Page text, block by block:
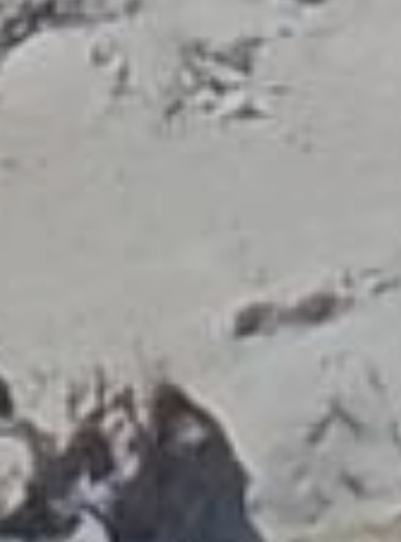
Экскурсоводов
Ассоциация лицензированных туристов
насчитывает 1500 членов, которые проводят
экскурсии по всей Греции и говорят на 28 разных
языках. Профессия экскурсовода регулируется и
охраняется законом, согласно которому правом
вести экскурсию обладают только те, кто прошёл